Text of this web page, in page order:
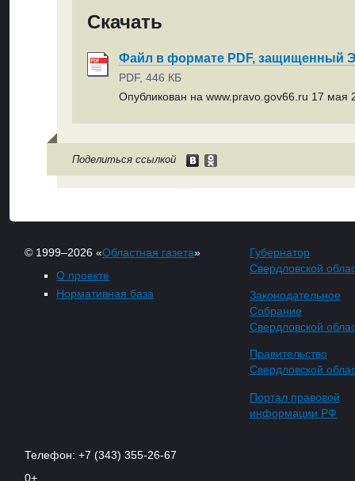
Скачать
Файл в формате PDF, защищенный
PDF, 446 КБ
Опубликован на www.pravo.gov66.ru 17 мая
Поделиться ссылкой
© 1999–2026 «Областная газета»
О проекте
Нормативная база
Губернатор
Свердловской
Законодательное
Собрание
Свердловской
Правительство
Свердловской
Портал правовой
информации РФ
Телефон: +7 (343) 355-26-67
0+